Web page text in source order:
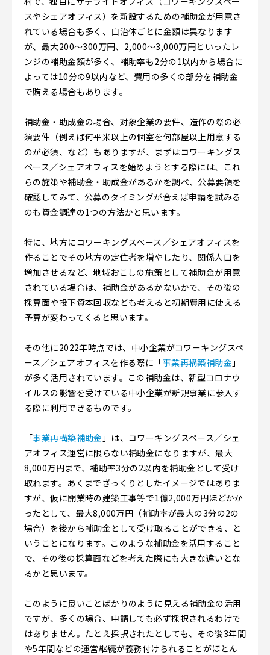
スやシェアオフィス）を新設するための補助金が用意さ
れている場合も多く、自治体ごとに金額は異なります
が、最大200～300万円、2,000～3,000万円といったレ
ンジの補助金額が多く、補助率も2分の1以内から場合に
よっては10分の9以内など、費用の多くの部分を補助金
で賄える場合もあります。
補助金・助成金の場合、対象企業の要件、造作の際の必
須要件（例えば何平米以上の個室を何部屋以上用意する
のが必須、など）もありますが、まずはコワーキングス
ペース／シェアオフィスを始めようとする際には、これ
らの施策や補助金・助成金があるかを調べ、公募要領を
確認してみて、公募のタイミングが合えば申請を試みる
のも資金調達の1つの方法かと思います。
特に、地方にコワーキングスペース／シェアオフィスを
作ることでその地方の定住者を増やしたり、関係人口を
増加させるなど、地域おこしの施策として補助金が用意
されている場合は、補助金があるかないかで、その後の
採算面や投下資本回収なども考えると初期費用に使える
予算が変わってくると思います。
その他に2022年時点では、中小企業がコワーキングスペ
ース／シェアオフィスを作る際に「事業再構築補助金 」
が多く活用されています。この補助金は、新型コロナウ
イルスの影響を受けている中小企業が新規事業に参入す
る際に利用できるものです。
「事業再構築補助金 」は、コワーキングスペース／シェ
アオフィス運営に限らない補助金になりますが、最大
8,000万円まで、補助率3分の2以内を補助金として受け
取れます。あくまでざっくりとしたイメージではありま
すが、仮に開業時の建築工事等で1億2,000万円ほどかか
ったとして、最大8,000万円（補助率が最大の3分の2の
場合）を後から補助金として受け取ることができる、と
いうことになります。このような補助金を活用すること
で、その後の採算面などを考えた際にも大きな違いとな
るかと思います。
このように良いことばかりのように見える補助金の活用
ですが、多くの場合、申請しても必ず採択されるわけで
はありません。たとえ採択されたとしても、その後3年間
や5年間などの運営継続が義務付けられることがほとん